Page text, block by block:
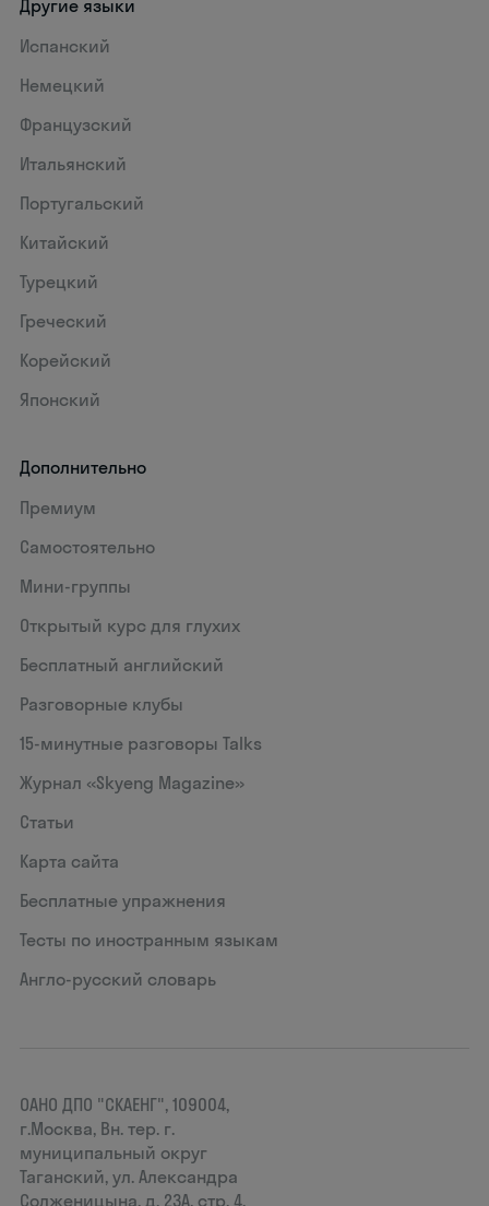
Другие языки
Испанский
Немецкий
Французский
Итальянский
Португальский
Китайский
Турецкий
Греческий
Корейский
Японский
Дополнительно
Премиум
Самостоятельно
Мини-группы
Открытый курс для глухих
Бесплатный английский
Разговорные клубы
15‑минутные разговоры Talks
Журнал «Skyeng Magazine»
Статьи
Карта сайта
Бесплатные упражнения
Тесты по иностранным языкам
Англо-русский словарь
ОАНО ДПО "СКАЕНГ", 109004,
г.Москва, Вн. тер. г.
муниципальный округ
Таганский, ул. Александра
Солженицына, д. 23А, стр. 4,